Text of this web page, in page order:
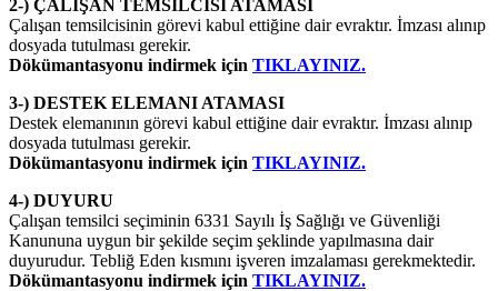
2-) ÇALIŞAN TEMSİLCİSİ ATAMASI
Çalışan temsilcisinin görevi kabul ettiğine dair evraktır. İmzası alınıp
dosyada tutulması gerekir.
Dökümantasyonu indirmek için TIKLAYINIZ.
3-) DESTEK ELEMANI ATAMASI
Destek elemanının görevi kabul ettiğine dair evraktır. İmzası alınıp
dosyada tutulması gerekir.
Dökümantasyonu indirmek için TIKLAYINIZ.
4-) DUYURU
Çalışan temsilci seçiminin 6331 Sayılı İş Sağlığı ve Güvenliği
Kanununa uygun bir şekilde seçim şeklinde yapılmasına dair
duyurudur. Tebliğ Eden kısmını işveren imzalaması gerekmektedir.
Dökümantasyonu indirmek için TIKLAYINIZ.